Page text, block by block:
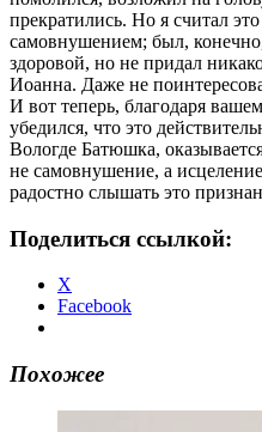
прекратились. Но я считал
самовнушением; был,
здоровой, но не придал
Иоанна. Даже не
И вот теперь, благодаря
убедился, что это
Вологде Батюшка,
не самовнушение, а
радостно слышать это
Поделиться ссылкой:
X
Facebook
Похожее